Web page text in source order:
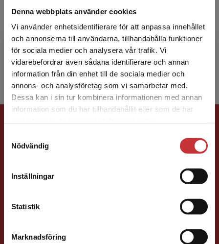
Denna webbplats använder cookies
Vi använder enhetsidentifierare för att anpassa innehållet
och annonserna till användarna, tillhandahålla funktioner
för sociala medier och analysera vår trafik. Vi
vidarebefordrar även sådana identifierare och annan
information från din enhet till de sociala medier och
annons- och analysföretag som vi samarbetar med.
Dessa kan i sin tur kombinera informationen med annan
information som du har tillhandahållit eller som de har
Nödvändig
Inställningar
Statistik
Marknadsföring
Begränsad fraktregion
Det verkar som att du besöker
studentlitteratur.se via en enhet utanför Sverige.
Vi erbjuder inte leveranser utanför Sverige. För
att kunna slutföra ett köp måste
Stephen von Tetzchner är professor i
utvecklingspsykologi vid universitetet i Oslo.
Han har studerat olika utvecklingspsykologiska
förhållanden, sp...
Förlagskontakt
Psykologi, Socialt arbete, Skolledning